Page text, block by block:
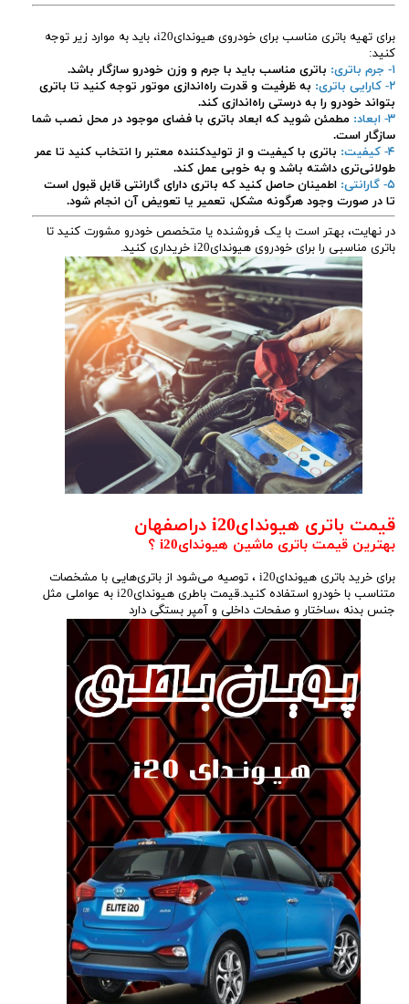
برای تهیه باتری مناسب برای خودروی هیوندایi20، باید به موارد زیر توجه
کنید:
۱- جرم باتری:
باتری مناسب باید با جرم و وزن خودرو سازگار باشد.
۲- کارایی باتری:
به ظرفیت و قدرت راه‌اندازی موتور توجه کنید تا باتری
بتواند خودرو را به درستی راه‌اندازی کند.
۳- ابعاد:
مطمئن شوید که ابعاد باتری با فضای موجود در محل نصب شما
سازگار است.
۴- کیفیت:
باتری با کیفیت و از تولیدکننده معتبر را انتخاب کنید تا عمر
طولانی‌تری داشته باشد و به خوبی عمل کند.
۵- گارانتی:
اطمینان حاصل کنید که باتری دارای گارانتی قابل قبول است
تا در صورت وجود هرگونه مشکل، تعمیر یا تعویض آن انجام شود.
در نهایت، بهتر است با یک فروشنده یا متخصص خودرو مشورت کنید تا
باتری مناسبی را برای خودروی هیوندایi20 خریداری کنید.
قیمت باتری هیوندایi20 دراصفهان
بهترین قیمت باتری ماشین هیوندایi20 ؟
برای خرید باتری هیوندایi20 ، توصیه می‌شود از باتری‌هایی با مشخصات
متناسب با خودرو استفاده کنید.قیمت باطری هیوندایi20 به عواملی مثل
جنس بدنه ،ساختار و صفحات داخلی و آمپر بستگی دارد